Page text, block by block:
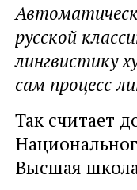
русской
лингвистику
сам процесс
Так считает
Высшая